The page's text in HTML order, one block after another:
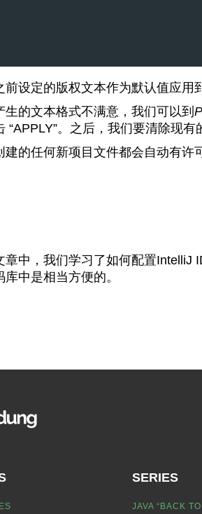
前设定的版权文本作为默认值应用
生的文本格式不满意，我们可以到
“APPLY”。之后，我们要清除现
建的任何新项目文件都会自动有许
章中，我们学习了如何配置IntelliJ
中是相当方便的。
SERIES
JAVA “BACK